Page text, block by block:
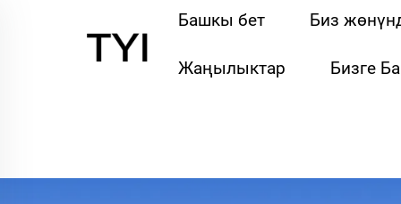
Башкы бет Биз
Жаңылыктар Бизге